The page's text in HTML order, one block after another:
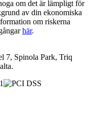
om det är lämpligt för
av din ekonomiska
om riskerna
här.
7, Spinola Park, Triq